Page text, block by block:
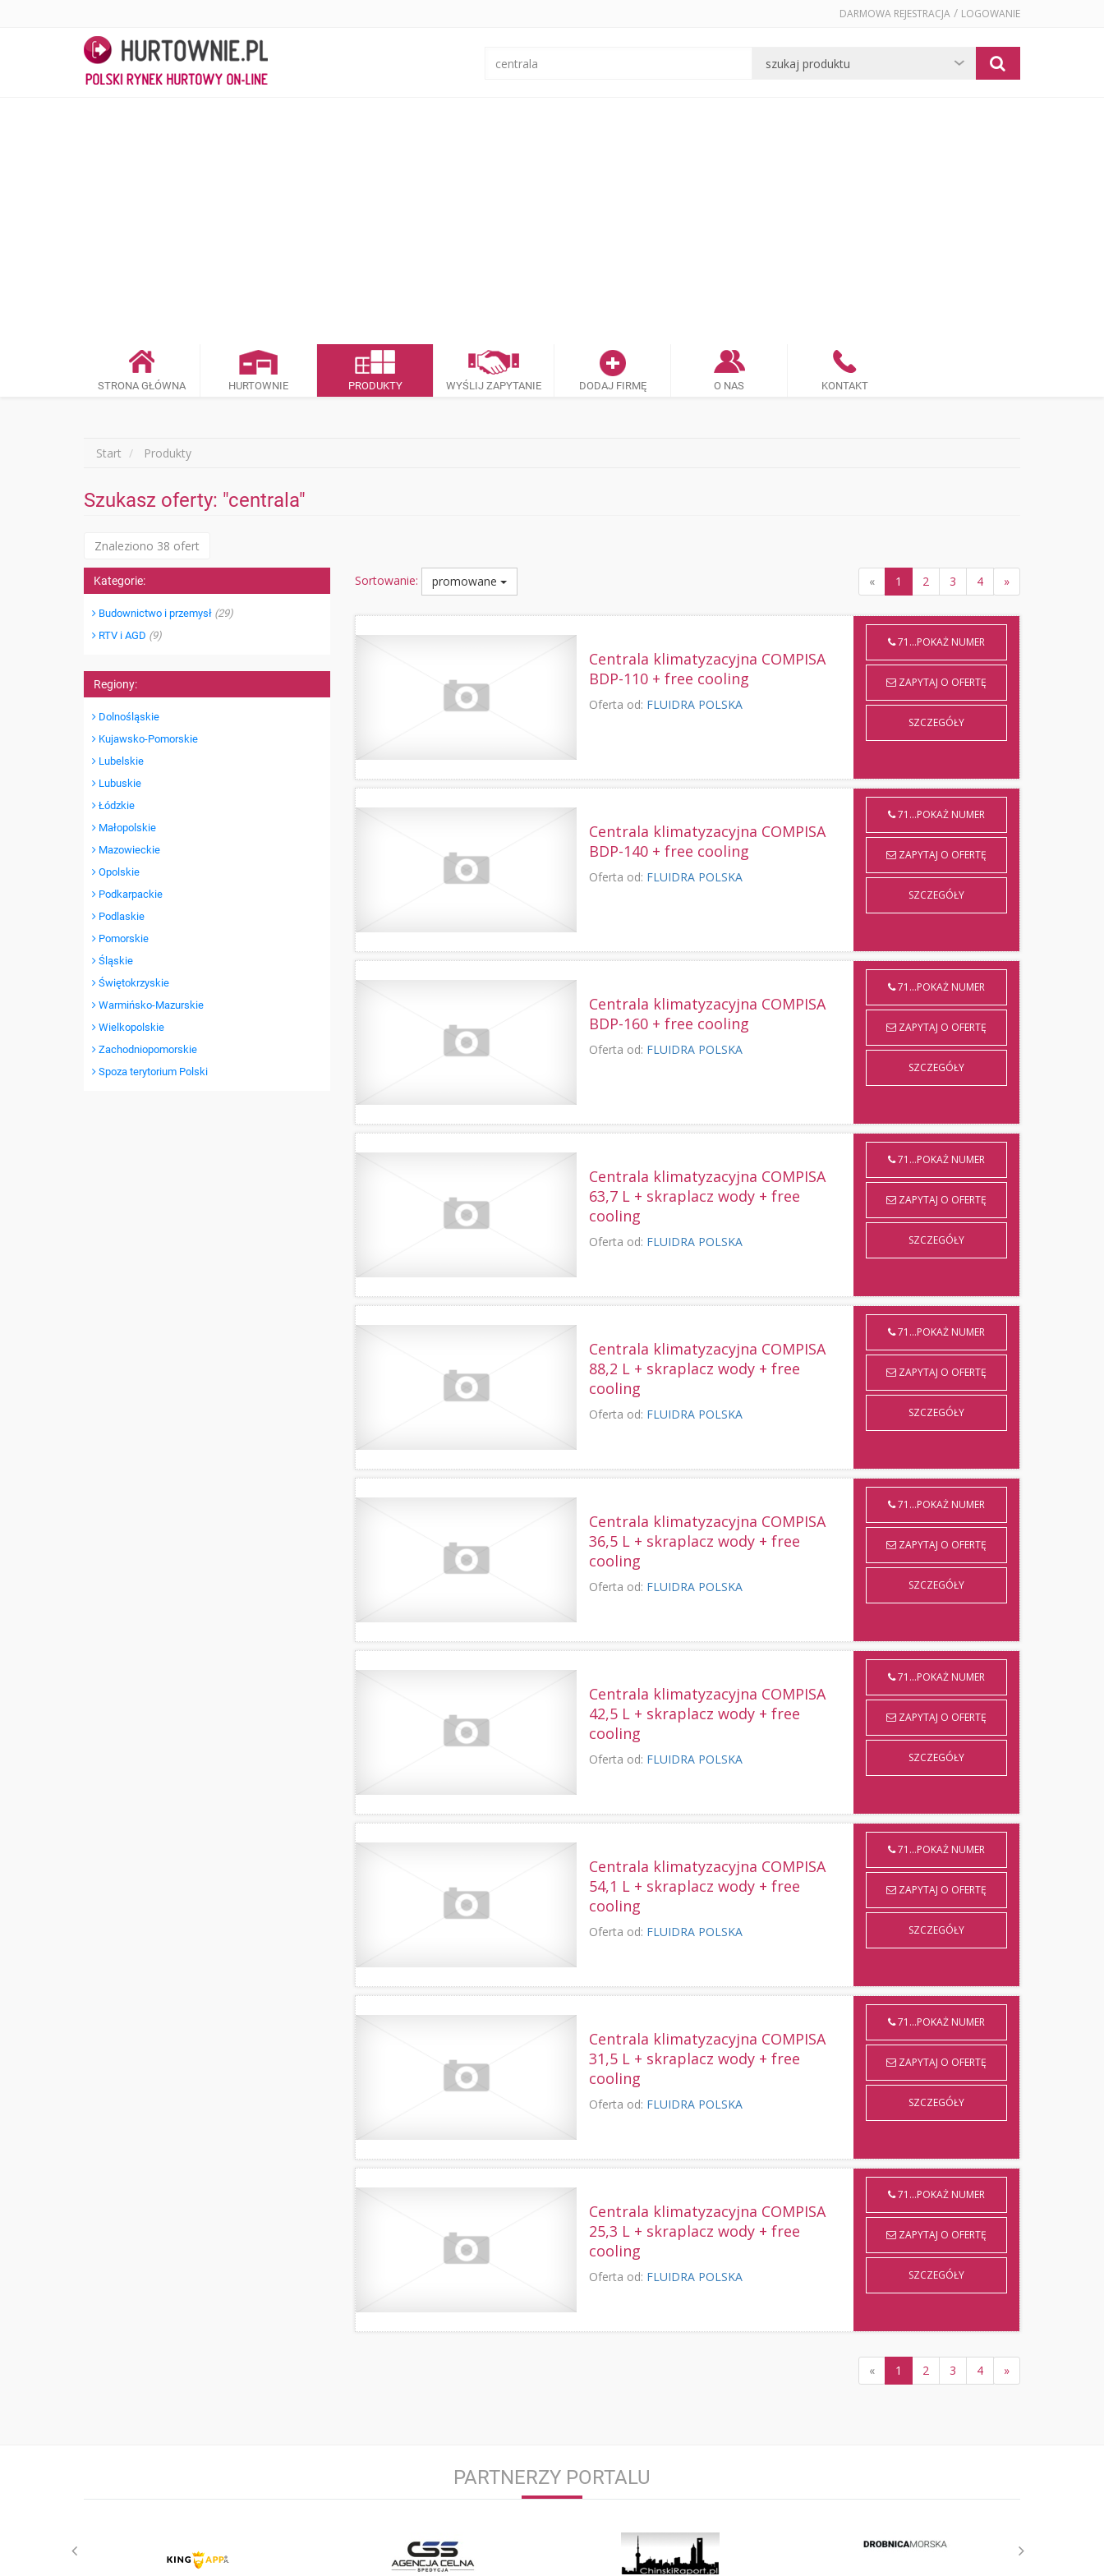
DARMOWA REJESTRACJA / LOGOWANIE
STRONA GŁÓWNA HURTOWNIE PRODUKTY WYŚLIJ ZAPYTANIE DODAJ FIRMĘ O NAS KONTAKT
Start Produkty
Szukasz oferty: "centrala"
Znaleziono 38 ofert
Kategorie:
Budownictwo i przemysł (29)
RTV i AGD (9)
Regiony:
Dolnośląskie
Kujawsko-Pomorskie
Lubelskie
Lubuskie
Łódzkie
Małopolskie
Mazowieckie
Opolskie
Podkarpackie
Podlaskie
Pomorskie
Śląskie
Świętokrzyskie
Warmińsko-Mazurskie
Wielkopolskie
Zachodniopomorskie
Spoza terytorium Polski
« 1 2 3 4 »
Sortowanie: promowane
Centrala klimatyzacyjna COMPISA
BDP-110 + free cooling
Oferta od: FLUIDRA POLSKA
71...POKAŻ NUMER
ZAPYTAJ O OFERTĘ
SZCZEGÓŁY
Centrala klimatyzacyjna COMPISA
BDP-140 + free cooling
Oferta od: FLUIDRA POLSKA
71...POKAŻ NUMER
ZAPYTAJ O OFERTĘ
SZCZEGÓŁY
Centrala klimatyzacyjna COMPISA
BDP-160 + free cooling
Oferta od: FLUIDRA POLSKA
71...POKAŻ NUMER
ZAPYTAJ O OFERTĘ
SZCZEGÓŁY
Centrala klimatyzacyjna COMPISA
63,7 L + skraplacz wody + free
cooling
Oferta od: FLUIDRA POLSKA
71...POKAŻ NUMER
ZAPYTAJ O OFERTĘ
SZCZEGÓŁY
Centrala klimatyzacyjna COMPISA
88,2 L + skraplacz wody + free
cooling
Oferta od: FLUIDRA POLSKA
71...POKAŻ NUMER
ZAPYTAJ O OFERTĘ
SZCZEGÓŁY
Centrala klimatyzacyjna COMPISA
36,5 L + skraplacz wody + free
cooling
Oferta od: FLUIDRA POLSKA
71...POKAŻ NUMER
ZAPYTAJ O OFERTĘ
SZCZEGÓŁY
Centrala klimatyzacyjna COMPISA
42,5 L + skraplacz wody + free
cooling
Oferta od: FLUIDRA POLSKA
71...POKAŻ NUMER
ZAPYTAJ O OFERTĘ
SZCZEGÓŁY
Centrala klimatyzacyjna COMPISA
54,1 L + skraplacz wody + free
cooling
Oferta od: FLUIDRA POLSKA
71...POKAŻ NUMER
ZAPYTAJ O OFERTĘ
SZCZEGÓŁY
Centrala klimatyzacyjna COMPISA
31,5 L + skraplacz wody + free
cooling
Oferta od: FLUIDRA POLSKA
71...POKAŻ NUMER
ZAPYTAJ O OFERTĘ
SZCZEGÓŁY
Centrala klimatyzacyjna COMPISA
25,3 L + skraplacz wody + free
cooling
Oferta od: FLUIDRA POLSKA
71...POKAŻ NUMER
ZAPYTAJ O OFERTĘ
SZCZEGÓŁY
« 1 2 3 4 »
PARTNERZY PORTALU